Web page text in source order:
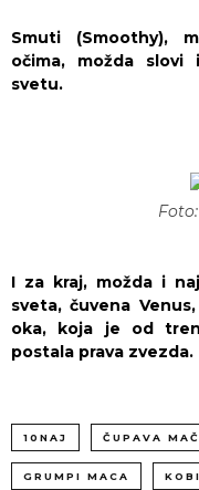
Smuti (Smoothy),
očima, možda
svetu.
I za kraj, možda i
sveta, čuvena
oka, koja je od
postala prava zvezda.
10NAJ ČUPAVA
GRUMPI MACA